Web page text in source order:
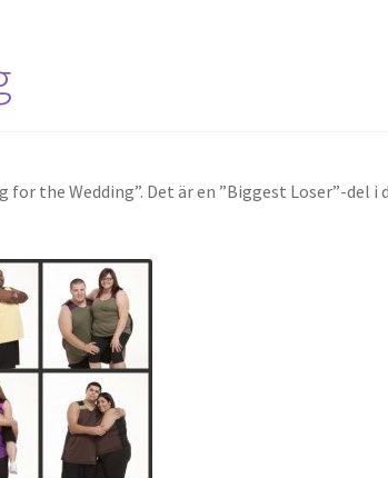
the Wedding”. Det är en ”Biggest Loser”-del i